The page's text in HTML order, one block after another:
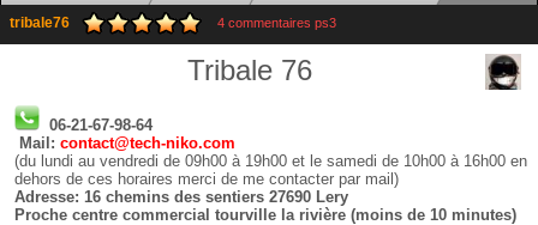
tribale76 4 commentaires ps3
Tribale 76
06-21-67-98-64
Mail: contact@tech-niko.com
(du lundi au vendredi de 09h00 à 19h00 et le samedi de 10h00 à 16h00 en
dehors de ces horaires merci de me contacter par mail)
Adresse: 16 chemins des sentiers 27690 Lery
Proche centre commercial tourville la rivière (moins de 10 minutes)